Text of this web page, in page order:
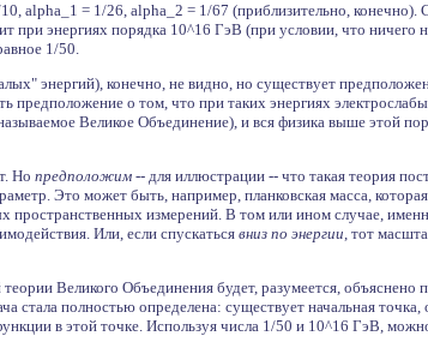
alpha_1 = 1/26, alpha_2 = 1/67 (приблизительно, конечно).
при энергиях порядка 10^16 ГэВ (при условии, что ничего
1/50.
энергий), конечно, не видно, но существует
предположение о том, что при таких энергиях
Великое Объединение), и вся физика выше этой
Но предположим -- для иллюстрации -- что такая теория
Это может быть, например, планковская масса,
измерений. В том или ином случае,
Или, если спускаться вниз по энергии, тот
Великого Объединения будет, разумеется, объяснено
полностью определена: существует начальная точка,
в этой точке. Используя числа 1/50 и 10^16 ГэВ,